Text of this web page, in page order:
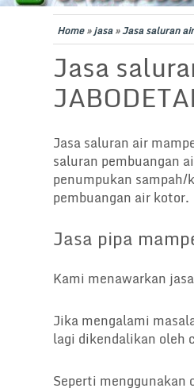
Home»jasa»Jasa saluran
Jasa
Jasa saluran air
saluran pembuangan
penumpukan
pembuangan air kotor.
Jasa pipa
Kami menawarkan
Jika mengalami
lagi dikendalikan oleh
Seperti